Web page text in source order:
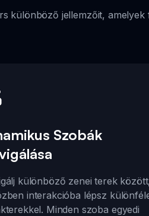
különböző jellemzőit, amelyek
Szobák
különböző zenei terek
interakcióba lépsz
Minden szoba egyedi